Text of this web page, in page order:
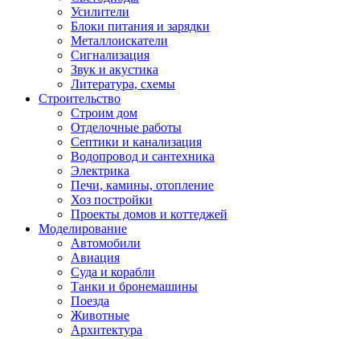
Усилители
Блоки питания и зарядки
Металлоискатели
Сигнализация
Звук и акустика
Литература, схемы
Строительство
Строим дом
Отделочные работы
Септики и канализация
Водопровод и сантехника
Электрика
Печи, камины, отопление
Хоз постройки
Проекты домов и коттеджей
Моделирование
Автомобили
Авиация
Суда и корабли
Танки и бронемашины
Поезда
Животные
Архитектура